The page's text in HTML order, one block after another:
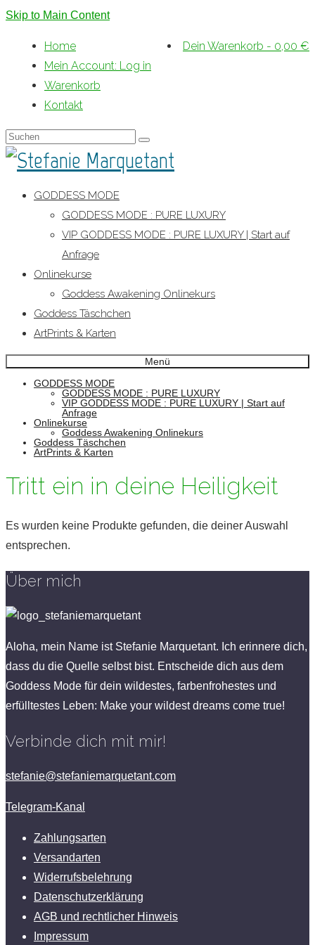
Skip to Main Content
Home
Mein Account: Log in
Warenkorb
Kontakt
Dein Warenkorb - 0,00 €
Suche
nach:
GODDESS MODE
GODDESS MODE : PURE LUXURY
VIP GODDESS MODE : PURE LUXURY | Start auf
Anfrage
Onlinekurse
Goddess Awakening Onlinekurs
Goddess Täschchen
ArtPrints & Karten
Menü
GODDESS MODE
GODDESS MODE : PURE LUXURY
VIP GODDESS MODE : PURE LUXURY | Start auf
Anfrage
Onlinekurse
Goddess Awakening Onlinekurs
Goddess Täschchen
ArtPrints & Karten
Tritt ein in deine Heiligkeit
Es wurden keine Produkte gefunden, die deiner Auswahl
entsprechen.
Über mich
Aloha, mein Name ist Stefanie Marquetant. Ich erinnere dich,
dass du die Quelle selbst bist. Entscheide dich aus dem
Goddess Mode für dein wildestes, farbenfrohestes und
erfülltestes Leben: Make your wildest dreams come true!
Verbinde dich mit mir!
stefanie@stefaniemarquetant.com
Telegram-Kanal
Zahlungsarten
Versandarten
Widerrufsbelehrung
Datenschutzerklärung
AGB und rechtlicher Hinweis
Impressum